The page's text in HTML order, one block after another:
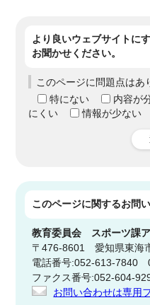
より良いウェブサイトに
お聞かせください。
このページに問題点はあ
特にない
内容が
にくい
情報が少ない
このページに関するお問
教育委員会
スポーツ課
〒476-8601 愛知県東海
電話番号:052-613-7840
ファクス番号:052-604-
お問い合わせは専用